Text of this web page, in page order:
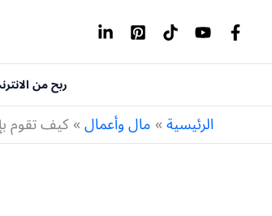
المحتوى
ربح من
الرئيسية مال وأعمال كيف تقوم